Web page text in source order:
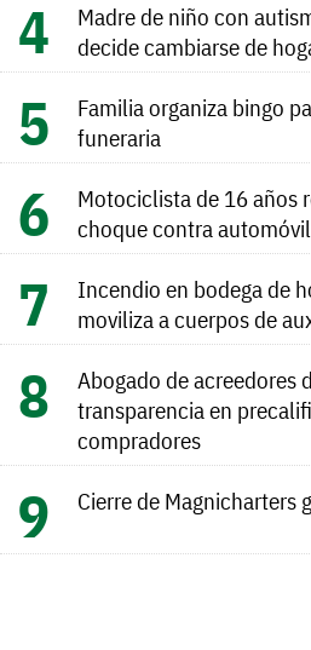
Madre de niño con
decide cambiarse de
Familia organiza bingo
funeraria
Motociclista de 16 años
choque contra
Incendio en bodega de
moviliza a cuerpos de
Abogado de acreedores
transparencia en
compradores
Cierre de